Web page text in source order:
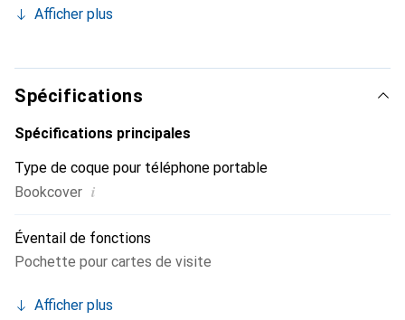
avec ses courbes délicates. Elle devient un accessoire chic
produits de haute qualité, la marque Noreve est un choix
fiable pour une clientèle exigeante.
Afficher plus
Spécifications
Spécifications principales
Type de coque pour téléphone portable
Bookcover i
Éventail de fonctions
Pochette pour cartes de visite
Afficher plus